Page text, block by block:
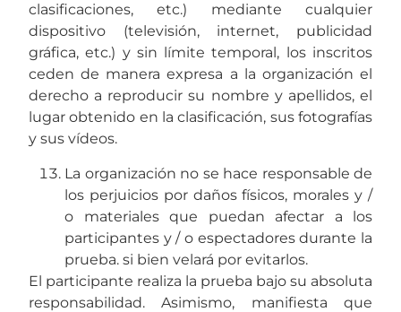
clasificaciones, etc.) mediante cualquier
dispositivo (televisión, internet, publicidad
gráfica, etc.) y sin límite temporal, los inscritos
ceden de manera expresa a la organización el
derecho a reproducir su nombre y apellidos, el
lugar obtenido en la clasificación, sus fotografías
y sus vídeos.
La organización no se hace responsable de
los perjuicios por daños físicos, morales y /
o materiales que puedan afectar a los
participantes y / o espectadores durante la
prueba. si bien velará por evitarlos.
El participante realiza la prueba bajo su absoluta
responsabilidad. Asimismo, manifiesta que